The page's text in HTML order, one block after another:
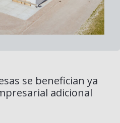
se benefician ya
adicional